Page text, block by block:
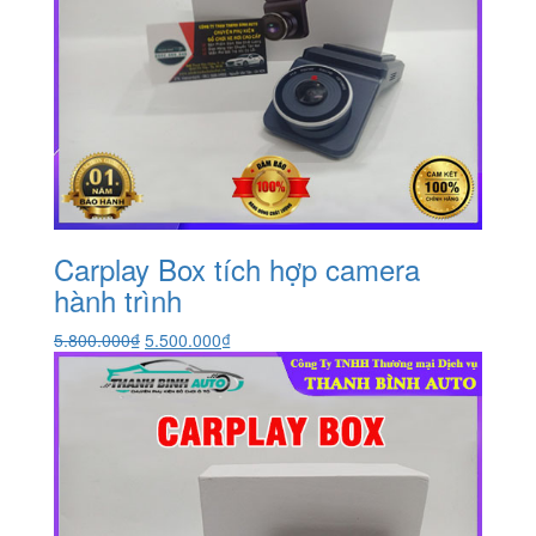
Carplay Box tích hợp camera
hành trình
5.800.000₫ Giá
gốc
là:
5.800.000₫.
5.500.000₫Giá
hiện
tại
là:
5.500.000₫.